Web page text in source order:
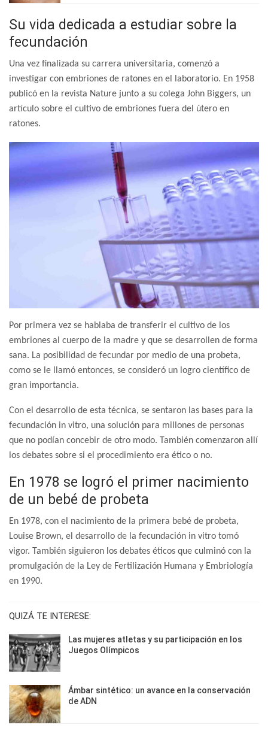
Su vida dedicada a estudiar sobre la
fecundación
Una vez finalizada su carrera universitaria, comenzó a
investigar con embriones de ratones en el laboratorio. En 1958
publicó en la revista Nature junto a su colega John Biggers, un
artículo sobre el cultivo de embriones fuera del útero en
ratones.
Por primera vez se hablaba de transferir el cultivo de los
embriones al cuerpo de la madre y que se desarrollen de forma
sana. La posibilidad de fecundar por medio de una probeta,
como se le llamó entonces, se consideró un logro científico de
gran importancia.
Con el desarrollo de esta técnica, se sentaron las bases para la
fecundación in vitro, una solución para millones de personas
que no podían concebir de otro modo. También comenzaron allí
los debates sobre si el procedimiento era ético o no.
En 1978 se logró el primer nacimiento
de un bebé de probeta
En 1978, con el nacimiento de la primera bebé de probeta,
Louise Brown, el desarrollo de la fecundación in vitro tomó
vigor. También siguieron los debates éticos que culminó con la
promulgación de la Ley de Fertilización Humana y Embriología
en 1990.
QUIZÁ TE INTERESE:
Las mujeres atletas y su participación en los
Juegos Olímpicos
Ámbar sintético: un avance en la conservación
de ADN